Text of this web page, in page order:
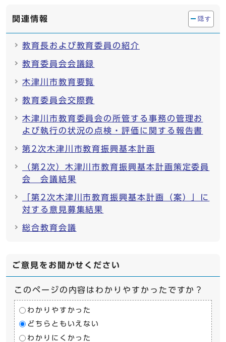
関連情報 隠す
教育長および教育委員の紹介
教育委員会会議録
木津川市教育要覧
教育委員会交際費
木津川市教育委員会の所管する事務の管理お
よび執行の状況の点検・評価に関する報告書
第2次木津川市教育振興基本計画
（第2次）木津川市教育振興基本計画策定委員
会 会議結果
「第2次木津川市教育振興基本計画（案）」に
対する意見募集結果
総合教育会議
ご意見をお聞かせください
このページの内容はわかりやすかったですか？
わかりやすかった
どちらともいえない
わかりにくかった